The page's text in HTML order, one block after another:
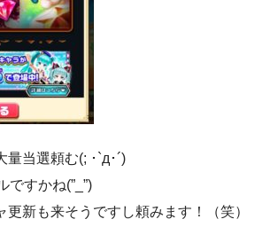
量当選頼む(; ･`д･´)
ですかね(”_”)
更新も来そうですし頼みます！（笑）